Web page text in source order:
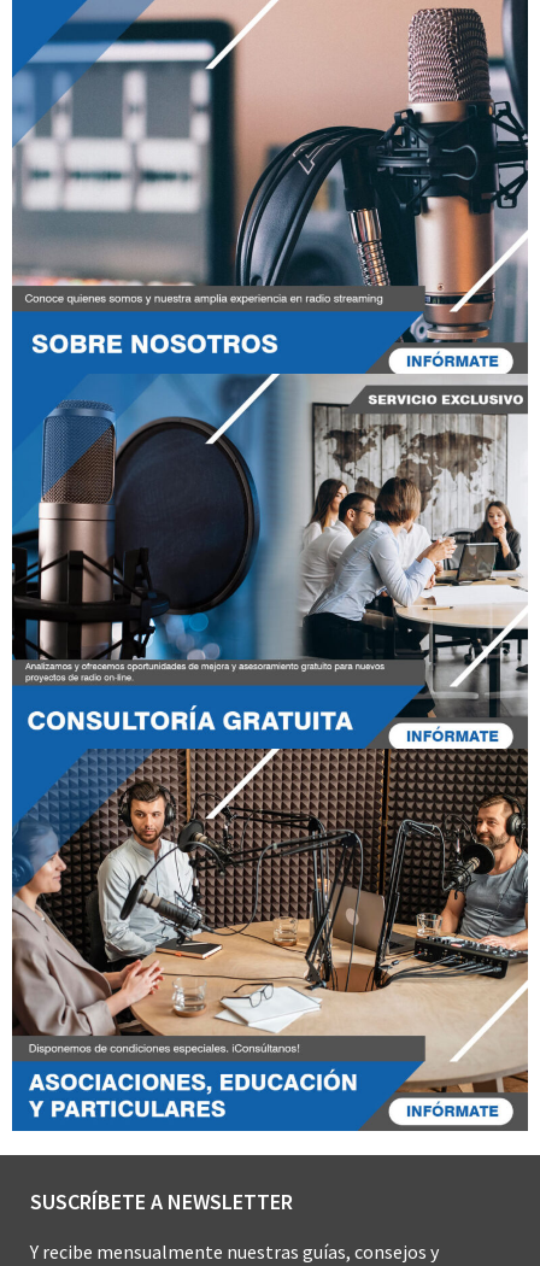
SUSCRÍBETE A NEWSLETTER
Y recibe mensualmente nuestras guías, consejos y